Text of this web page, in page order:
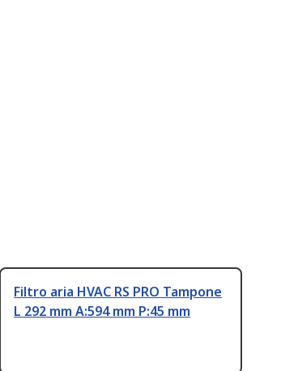
Filtro aria HVAC RS PRO Tampone
L 292 mm A:594 mm P:45 mm